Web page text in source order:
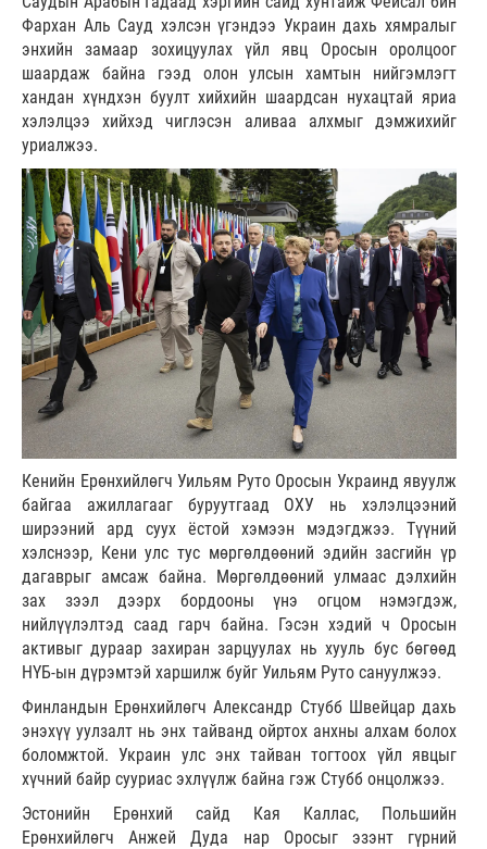
Фархан Аль Сауд хэлсэн үгэндээ Украин дахь хямралыг
энхийн замаар зохицуулах үйл явц Оросын оролцоог
шаардаж байна гээд олон улсын хамтын нийгэмлэгт
хандан хүндхэн буулт хийхийн шаардсан нухацтай яриа
хэлэлцээ хийхэд чиглэсэн аливаа алхмыг дэмжихийг
уриалжээ.
Кенийн Ерөнхийлөгч Уильям Руто Оросын Украинд явуулж
байгаа ажиллагааг буруутгаад ОХУ нь хэлэлцээний
ширээний ард суух ёстой хэмээн мэдэгджээ. Түүний
хэлснээр, Кени улс тус мөргөлдөөний эдийн засгийн үр
дагаврыг амсаж байна. Мөргөлдөөний улмаас дэлхийн
зах зээл дээрх бордооны үнэ огцом нэмэгдэж,
нийлүүлэлтэд саад гарч байна. Гэсэн хэдий ч Оросын
активыг дураар захиран зарцуулах нь хууль бус бөгөөд
НҮБ-ын дүрэмтэй харшилж буйг Уильям Руто сануулжээ.
Финландын Ерөнхийлөгч Александр Стубб Швейцар дахь
энэхүү уулзалт нь энх тайванд ойртох анхны алхам болох
боломжтой. Украин улс энх тайван тогтоох үйл явцыг
хүчний байр сууриас эхлүүлж байна гэж Стубб онцолжээ.
Эстонийн Ерөнхий сайд Кая Каллас, Польшийн
Ерөнхийлөгч Анжей Дуда нар Оросыг эзэнт гүрний